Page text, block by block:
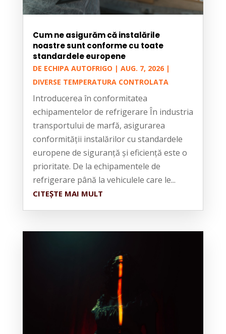
Cum ne asigurăm că instalările
noastre sunt conforme cu toate
standardele europene
DE ECHIPA AUTOFRIGO | AUG. 7, 2026|
DIVERSE TEMPERATURA CONTROLATA
Introducerea în conformitatea
echipamentelor de refrigerare În industria
transportului de marfă, asigurarea
conformității instalărilor cu standardele
europene de siguranță și eficiență este o
prioritate. De la echipamentele de
refrigerare până la vehiculele care le...
CITEȘTE MAI MULT